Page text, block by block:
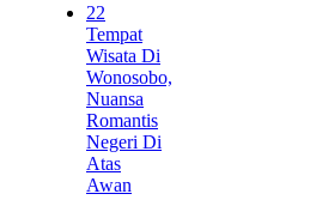
22
Tempat
Wisata Di
Wonosobo,
Nuansa
Romantis
Negeri Di
Atas
Awan